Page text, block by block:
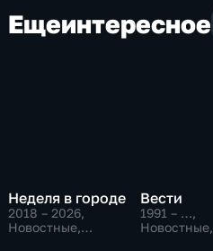
Ещеинтересное
Неделя в городе
2018 – 2026,
Новостные,
Вести
1991 – …,
Новостные,